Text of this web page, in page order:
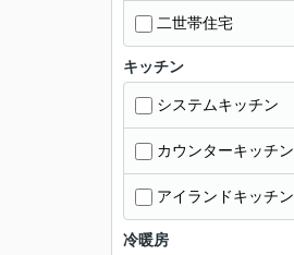
二世帯住宅
キッチン
システムキッチン
カウンターキッチン
アイランドキッチン
冷暖房